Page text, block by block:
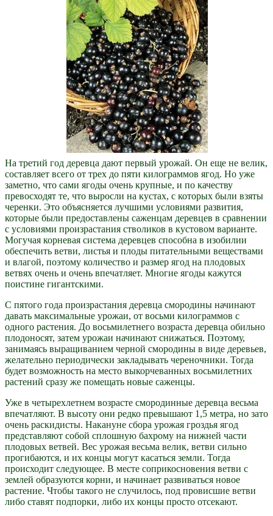
На третий год деревца дают первый урожай. Он еще не велик,
составляет всего от трех до пяти килограммов ягод. Но уже
заметно, что сами ягоды очень крупные, и по качеству
превосходят те, что выросли на кустах, с которых были взяты
черенки. Это объясняется лучшими условиями развития,
которые были предоставлены саженцам деревцев в сравнении
с условиями произрастания стволиков в кустовом варианте.
Могучая корневая система деревцев способна в изобилии
обеспечить ветви, листья и плоды питательными веществами
и влагой, поэтому количество и размер ягод на плодовых
ветвях очень и очень впечатляет. Многие ягоды кажутся
поистине гигантскими.
С пятого года произрастания деревца смородины начинают
давать максимальные урожаи, от восьми килограммов с
одного растения. До восьмилетнего возраста деревца обильно
плодоносят, затем урожаи начинают снижаться. Поэтому,
занимаясь выращиванием черной смородины в виде деревьев,
желательно периодически закладывать череночники. Тогда
будет возможность на место выкорчеванных восьмилетних
растений сразу же помещать новые саженцы.
Уже в четырехлетнем возрасте смородинные деревца весьма
впечатляют. В высоту они редко превышают 1,5 метра, но зато
очень раскидисты. Накануне сбора урожая гроздья ягод
представляют собой сплошную бахрому на нижней части
плодовых ветвей. Вес урожая весьма велик, ветви сильно
прогибаются, и их концы могут касаться земли. Тогда
происходит следующее. В месте соприкосновения ветви с
землей образуются корни, и начинает развиваться новое
растение. Чтобы такого не случилось, под провисшие ветви
либо ставят подпорки, либо их концы просто отсекают.